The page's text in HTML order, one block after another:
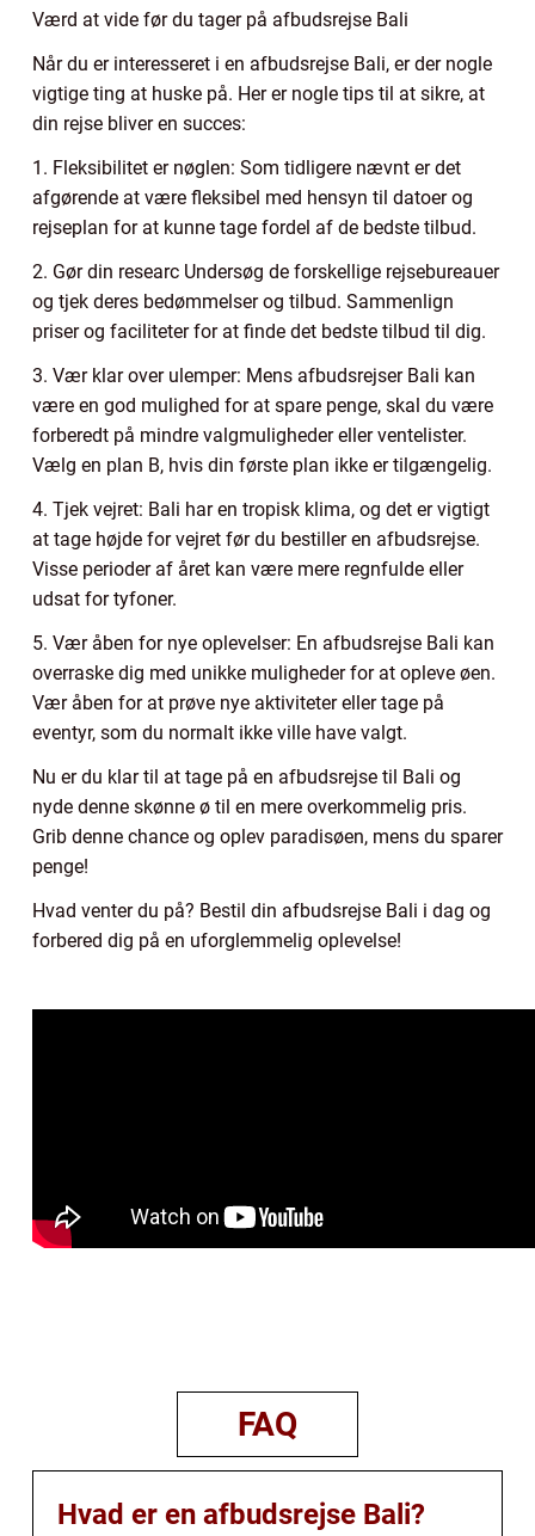
Værd at vide før du tager på afbudsrejse Bali
Når du er interesseret i en afbudsrejse Bali, er der nogle
vigtige ting at huske på. Her er nogle tips til at sikre, at
din rejse bliver en succes:
1. Fleksibilitet er nøglen: Som tidligere nævnt er det
afgørende at være fleksibel med hensyn til datoer og
rejseplan for at kunne tage fordel af de bedste tilbud.
2. Gør din researc Undersøg de forskellige rejsebureauer
og tjek deres bedømmelser og tilbud. Sammenlign
priser og faciliteter for at finde det bedste tilbud til dig.
3. Vær klar over ulemper: Mens afbudsrejser Bali kan
være en god mulighed for at spare penge, skal du være
forberedt på mindre valgmuligheder eller ventelister.
Vælg en plan B, hvis din første plan ikke er tilgængelig.
4. Tjek vejret: Bali har en tropisk klima, og det er vigtigt
at tage højde for vejret før du bestiller en afbudsrejse.
Visse perioder af året kan være mere regnfulde eller
udsat for tyfoner.
5. Vær åben for nye oplevelser: En afbudsrejse Bali kan
overraske dig med unikke muligheder for at opleve øen.
Vær åben for at prøve nye aktiviteter eller tage på
eventyr, som du normalt ikke ville have valgt.
Nu er du klar til at tage på en afbudsrejse til Bali og
nyde denne skønne ø til en mere overkommelig pris.
Grib denne chance og oplev paradisøen, mens du sparer
penge!
Hvad venter du på? Bestil din afbudsrejse Bali i dag og
forbered dig på en uforglemmelig oplevelse!
FAQ
Hvad er en afbudsrejse Bali?